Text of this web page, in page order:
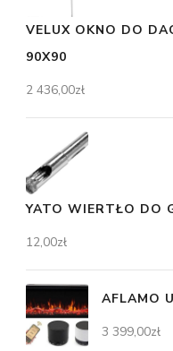
VELUX OKNO DO
90X90
2 436,00zł
YATO WIERTŁO DO
12,00zł
AFLAMO
3 399,00zł